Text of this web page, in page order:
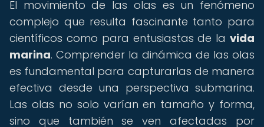
El movimiento de las olas es un fenómeno
complejo que resulta fascinante tanto para
científicos como para entusiastas de la vida
marina. Comprender la dinámica de las olas
es fundamental para capturarlas de manera
efectiva desde una perspectiva submarina.
Las olas no solo varían en tamaño y forma,
sino que también se ven afectadas por